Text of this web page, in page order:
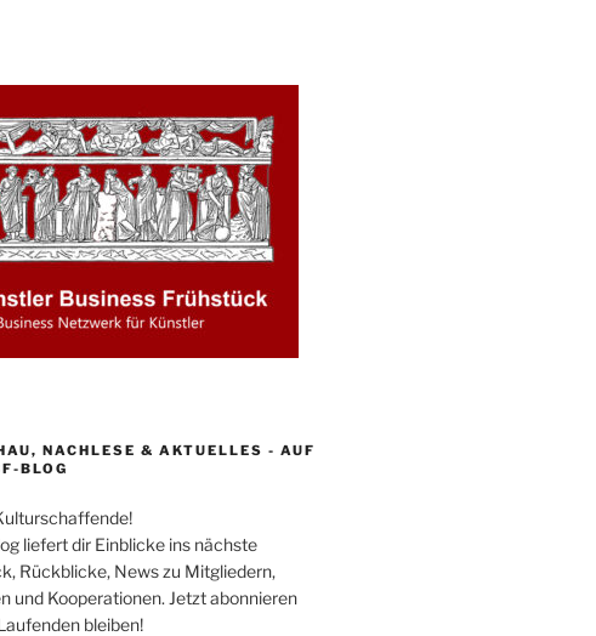
NACHLESE & AKTUELLES - AUF
BLOG
liefert dir Einblicke ins nächste
Rückblicke, News zu Mitgliedern,
und Kooperationen. Jetzt abonnieren
bleiben!